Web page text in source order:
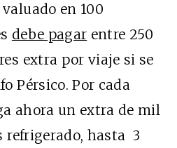
en 100
debe pagar entre 250
extra por viaje si se
Pérsico. Por cada
ahora un extra de mil
refrigerado, hasta 3